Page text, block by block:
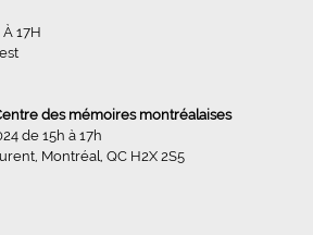
À 17H
des mémoires montréalaises
de 15h à 17h
Montréal, QC H2X 2S5